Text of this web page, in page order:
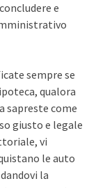
e
sempre se
qualora
sapreste come
giusto e legale
vi
le auto
la